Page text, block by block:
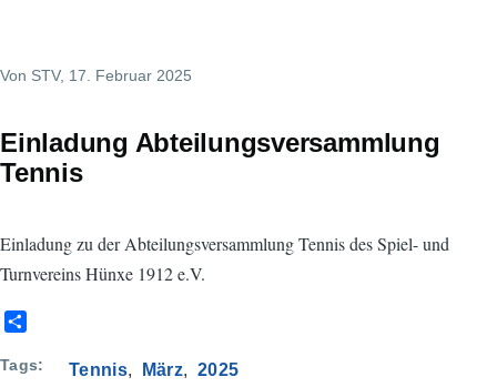
Von STV, 17. Februar 2025
Einladung Abteilungsversammlung
Tennis
Einladung zu der Abteilungsversammlung Tennis des Spiel- und
Turnvereins Hünxe 1912 e.V.
a
Tags Tennis März 2025